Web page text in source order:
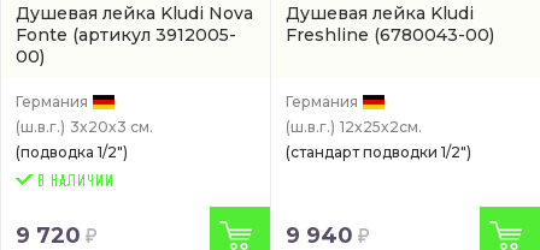
Душевая лейка Kludi Nova
Fonte (артикул 3912005-
00)
Германия
(ш.в.г.) 3x20x3 см.
(подводка 1/2")
9 720
Душевая лейка Kludi
Freshline (6780043-00)
Германия
(ш.в.г.) 12x25x2см.
(стандарт подводки 1/2")
9 940